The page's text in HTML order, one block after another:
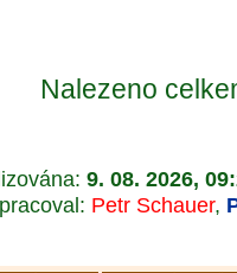
Nalezeno
9. 08. 2026,
Petr Schauer,